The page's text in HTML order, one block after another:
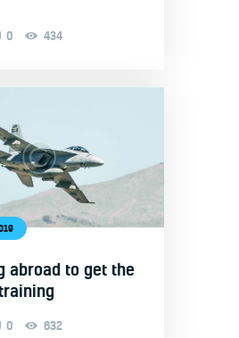
0 434
abroad to get the
0 632